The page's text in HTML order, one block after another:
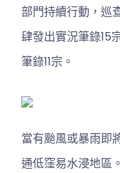
部門持續行動，巡
肆發出實況筆錄15
筆錄11宗。
當有颱風或暴雨即
通低窪易水浸地區